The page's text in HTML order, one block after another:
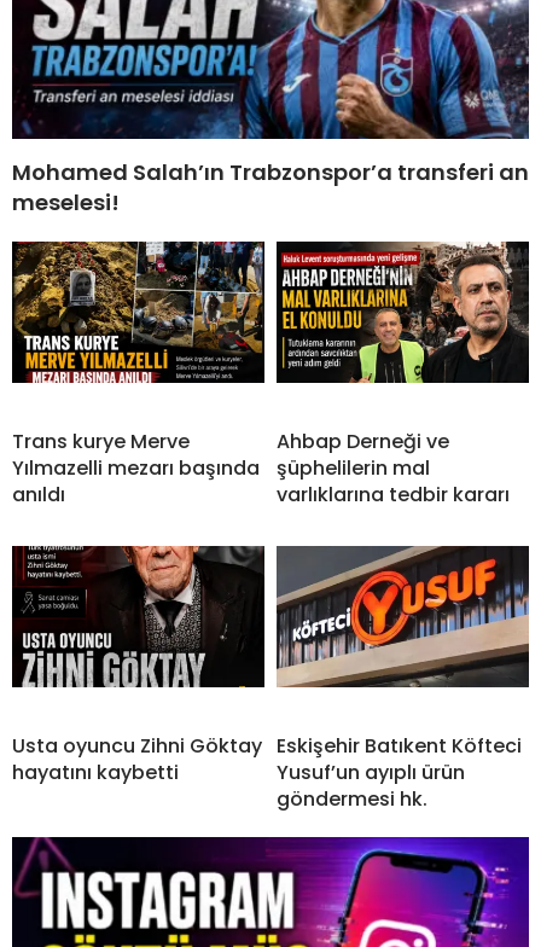
Mohamed Salah’ın Trabzonspor’a transferi an
meselesi!
Trans kurye Merve
Yılmazelli mezarı başında
anıldı
Ahbap Derneği ve
şüphelilerin mal
varlıklarına tedbir kararı
Usta oyuncu Zihni Göktay
hayatını kaybetti
Eskişehir Batıkent Köfteci
Yusuf’un ayıplı ürün
göndermesi hk.